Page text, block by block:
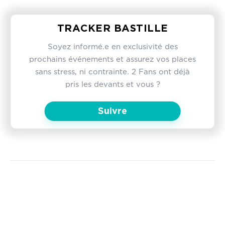
TRACKER BASTILLE
Soyez informé.e en exclusivité des
prochains événements et assurez vos places
sans stress, ni contrainte. 2 Fans ont déjà
pris les devants et vous ?
Suivre